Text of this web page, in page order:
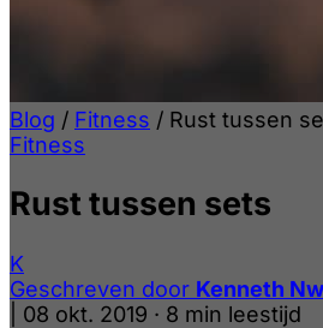
Blog / Fitness / Rust tussen
Fitness
Rust tussen sets
K
Geschreven door Kenneth
08 okt. 2019 · 8 min leestijd